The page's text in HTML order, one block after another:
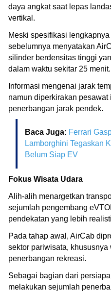
daya angkat saat lepas
vertikal.
Meski spesifikasi
sebelumnya menyatakan
silinder berdensitas tinggi
dalam waktu sekitar 25 menit.
Informasi mengenai jarak
namun diperkirakan
penerbangan jarak pendek.
Baca Juga: Ferrari
Lamborghini Tegaskan
Belum Siap EV
Fokus Wisata Udara
Alih-alih menargetkan
sejumlah pengembang
pendekatan yang lebih
Pada tahap awal, AirCab
sektor pariwisata, khususnya
penerbangan rekreasi.
Sebagai bagian dari
melakukan sejumlah